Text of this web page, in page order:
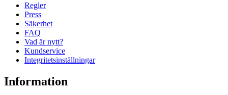
Regler
Press
Säkerhet
FAQ
Vad är nytt?
Kundservice
Integritetsinställningar
Information